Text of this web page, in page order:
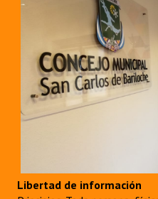
Libertad de información